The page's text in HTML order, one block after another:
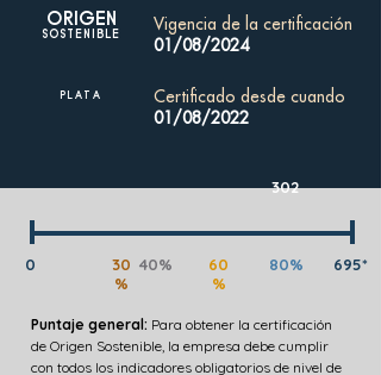
ORIGEN
SOSTENIBLE
PLATA
Vigencia de la certificación
01/08/2024
Certificado desde cuando
01/08/2022
302
0
30
%
40%
60
%
80% 695*
Puntaje general: Para obtener la certificación
de Origen Sostenible, la empresa debe cumplir
con todos los indicadores obligatorios de nivel de